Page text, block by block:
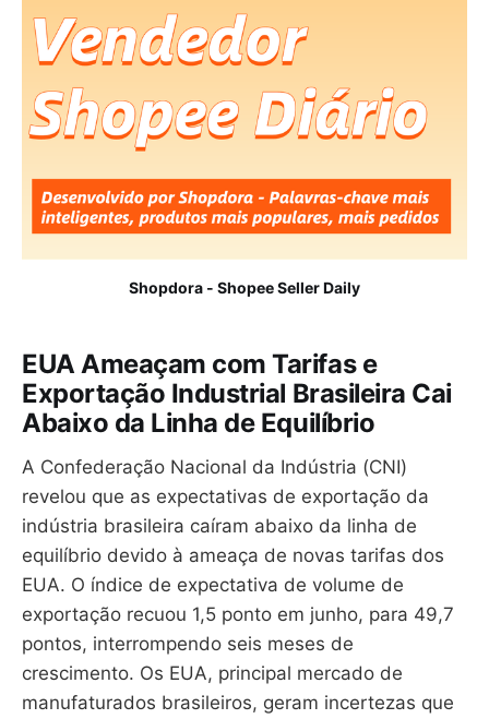
Shopdora - Shopee Seller Daily
EUA Ameaçam com Tarifas e
Exportação Industrial Brasileira Cai
Abaixo da Linha de Equilíbrio
A Confederação Nacional da Indústria (CNI)
revelou que as expectativas de exportação da
indústria brasileira caíram abaixo da linha de
equilíbrio devido à ameaça de novas tarifas dos
EUA. O índice de expectativa de volume de
exportação recuou 1,5 ponto em junho, para 49,7
pontos, interrompendo seis meses de
crescimento. Os EUA, principal mercado de
manufaturados brasileiros, geram incertezas que